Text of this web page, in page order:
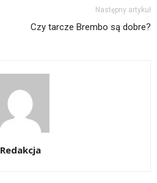
Następny artykuł
Czy tarcze Brembo są dobre?
Redakcja